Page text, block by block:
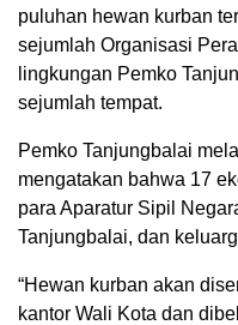
puluhan hewan kurban
sejumlah Organisasi
lingkungan Pemko
sejumlah tempat.
Pemko Tanjungbalai
mengatakan bahwa 17
para Aparatur Sipil
Tanjungbalai, dan
“Hewan kurban akan
kantor Wali Kota dan